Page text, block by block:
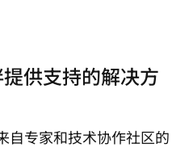
供支持的解决方
自专家和技术协作社区的